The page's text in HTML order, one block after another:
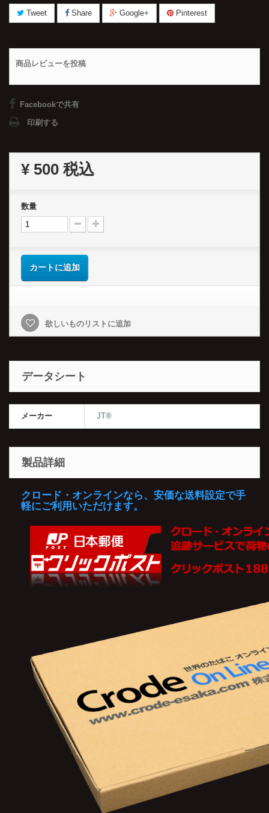
Tweet Share Google+ Pinterest
商品レビューを投稿
Facebookで共有
印刷する
¥ 500 税込
数量
カートに追加
欲しいものリストに追加
データシート
メーカー JT®
製品詳細
クロード・オンラインなら、安価な送料設定で手
軽にご利用いただけます。